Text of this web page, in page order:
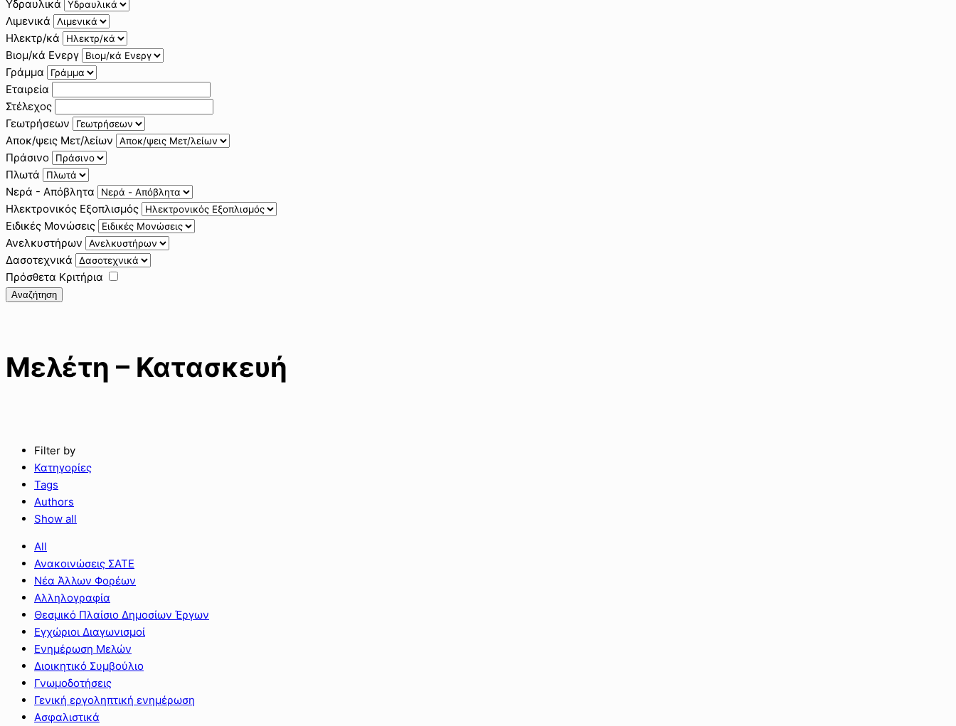
Υδραυλικά
Λιμενικά
Ηλεκτρ/κά
Βιομ/κά Ενεργ
Γράμμα
Εταιρεία
Στέλεχος
Γεωτρήσεων
Αποκ/ψεις Μετ/λείων
Πράσινο
Πλωτά
Νερά - Απόβλητα
Ηλεκτρονικός Εξοπλισμός
Ειδικές Μονώσεις
Ανελκυστήρων
Δασοτεχνικά
Πρόσθετα Κριτήρια
Αναζήτηση
Μελέτη – Κατασκευή
Filter by
Κατηγορίες
Tags
Authors
Show all
All
Ανακοινώσεις ΣΑΤΕ
Νέα Άλλων Φορέων
Αλληλογραφία
Θεσμικό Πλαίσιο Δημοσίων Έργων
Εγχώριοι Διαγωνισμοί
Ενημέρωση Μελών
Διοικητικό Συμβούλιο
Γνωμοδοτήσεις
Γενική εργοληπτική ενημέρωση
Ασφαλιστικά